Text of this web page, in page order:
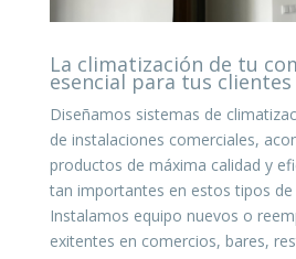
La climatización de tu
esencial para tus clientes
Diseñamos sistemas de
de instalaciones comerciales,
productos de máxima calidad y
tan importantes en estos tipos de
Instalamos equipo nuevos o
exitentes en comercios, bares,